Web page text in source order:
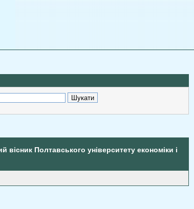
вісник Полтавського університету економіки і